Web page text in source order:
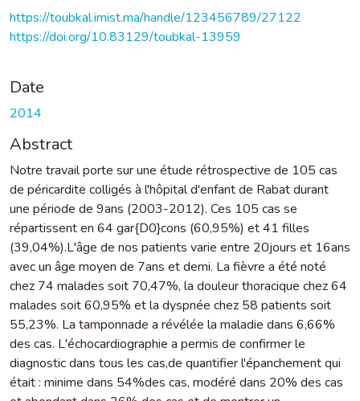
https://toubkal.imist.ma/handle/123456789/27122
https://doi.org/10.83129/toubkal-13959
Date
2014
Abstract
Notre travail porte sur une étude rétrospective de 105 cas
de péricardite colligés à l'hôpital d'enfant de Rabat durant
une période de 9ans (2003-2012). Ces 105 cas se
répartissent en 64 gar{D0}cons (60,95%) et 41 filles
(39,04%).L'âge de nos patients varie entre 20jours et 16ans
avec un âge moyen de 7ans et demi. La fièvre a été noté
chez 74 malades soit 70,47%, la douleur thoracique chez 64
malades soit 60,95% et la dyspnée chez 58 patients soit
55,23%. La tamponnade a révélée la maladie dans 6,66%
des cas. L'échocardiographie a permis de confirmer le
diagnostic dans tous les cas,de quantifier l'épanchement qui
était : minime dans 54%des cas, modéré dans 20% des cas